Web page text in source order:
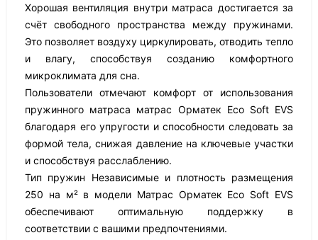
Хорошая вентиляция внутри матраса достигается за
счёт свободного пространства между пружинами.
Это позволяет воздуху циркулировать, отводить тепло
и влагу, способствуя созданию комфортного
микроклимата для сна.
Пользователи отмечают комфорт от использования
пружинного матраса матрас Орматек Eco Soft EVS
благодаря его упругости и способности следовать за
формой тела, снижая давление на ключевые участки
и способствуя расслаблению.
Тип пружин Независимые и плотность размещения
250 на м² в модели Матрас Орматек Eco Soft EVS
обеспечивают оптимальную поддержку в
соответствии с вашими предпочтениями.